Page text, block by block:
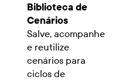
Biblioteca de
Cenários
Salve, acompanhe
e reutilize
cenários para
ciclos de